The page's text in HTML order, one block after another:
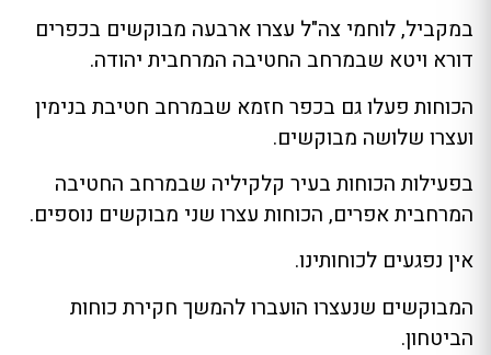
במקביל, לוחמי צה"ל עצרו ארבעה מבוקשים בכפרים
דורא ויטא שבמרחב החטיבה המרחבית יהודה.
הכוחות פעלו גם בכפר חזמא שבמרחב חטיבת בנימין
ועצרו שלושה מבוקשים.
בפעילות הכוחות בעיר קלקיליה שבמרחב החטיבה
המרחבית אפרים, הכוחות עצרו שני מבוקשים נוספים.
אין נפגעים לכוחותינו.
המבוקשים שנעצרו הועברו להמשך חקירת כוחות
הביטחון.